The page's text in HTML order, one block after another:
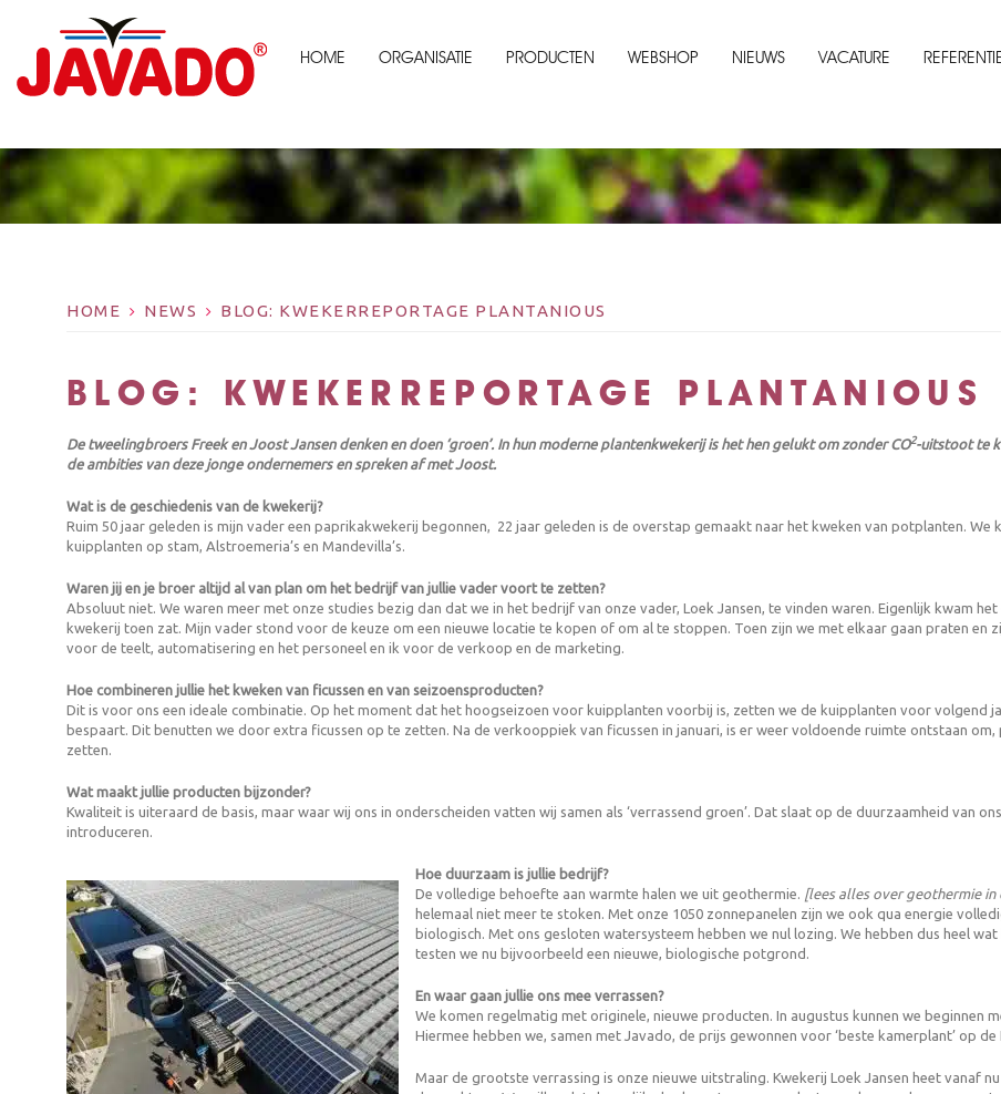
HOME ORGANISATIE PRODUCTEN WEBSHOP NIEUWS VACATURE
HOME NEWS BLOG: KWEKERREPORTAGE PLANTANIOUS
BLOG: KWEKERREPORTAGE PLANTANIOUS
De tweelingbroers Freek en Joost Jansen denken en doen ‘groen’. In hun moderne plantenkwekerij is het hen gelukt om zonder CO2-uitstoot te
de ambities van deze jonge ondernemers en spreken af met Joost.
Wat is de geschiedenis van de kwekerij?
Ruim 50 jaar geleden is mijn vader een paprikakwekerij begonnen, 22 jaar geleden is de overstap gemaakt naar het kweken van potplanten. We
kuipplanten op stam, Alstroemeria’s en Mandevilla’s.
Waren jij en je broer altijd al van plan om het bedrijf van jullie vader voort te zetten?
Absoluut niet. We waren meer met onze studies bezig dan dat we in het bedrijf van onze vader, Loek Jansen, te vinden waren. Eigenlijk kwam
kwekerij toen zat. Mijn vader stond voor de keuze om een nieuwe locatie te kopen of om al te stoppen. Toen zijn we met elkaar gaan praten
voor de teelt, automatisering en het personeel en ik voor de verkoop en de marketing.
Hoe combineren jullie het kweken van ficussen en van seizoensproducten?
Dit is voor ons een ideale combinatie. Op het moment dat het hoogseizoen voor kuipplanten voorbij is, zetten we de kuipplanten voor volgend
bespaart. Dit benutten we door extra ficussen op te zetten. Na de verkooppiek van ficussen in januari, is er weer voldoende ruimte ontstaan
zetten.
Wat maakt jullie producten bijzonder?
Kwaliteit is uiteraard de basis, maar waar wij ons in onderscheiden vatten wij samen als ‘verrassend groen’. Dat slaat op de duurzaamheid van
introduceren.
Hoe duurzaam is jullie bedrijf?
De volledige behoefte aan warmte halen we uit geothermie.
[lees alles over geothermie
helemaal niet meer te stoken. Met onze 1050 zonnepanelen zijn we ook qua energie
biologisch. Met ons gesloten watersysteem hebben we nul lozing. We hebben dus heel
testen we nu bijvoorbeeld een nieuwe, biologische potgrond.
En waar gaan jullie ons mee verrassen?
We komen regelmatig met originele, nieuwe producten. In augustus kunnen we beginnen
Hiermee hebben we, samen met Javado, de prijs gewonnen voor ‘beste kamerplant’ op de
Maar de grootste verrassing is onze nieuwe uitstraling. Kwekerij Loek Jansen heet vanaf nu